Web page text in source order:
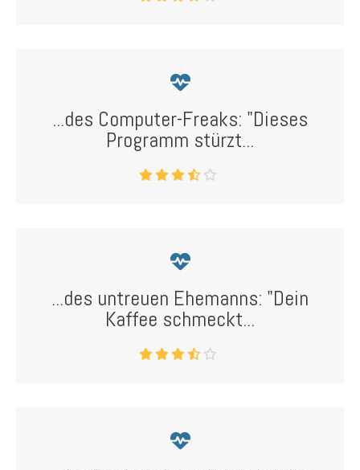
...des Computer-Freaks: "Dieses
Programm stürzt...
...des untreuen Ehemanns: "Dein
Kaffee schmeckt...